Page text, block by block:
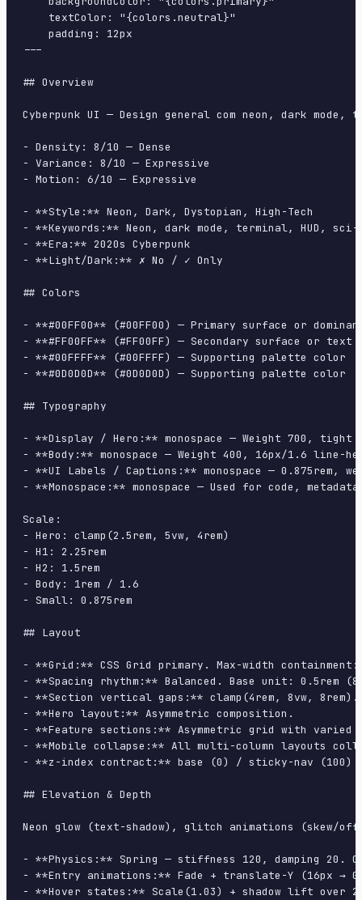
    textColor: "{colors.neutral}"
    padding: 12px
---
## Overview
Cyberpunk UI — Design general com neon, dark
- Density: 8/10 — Dense
- Variance: 8/10 — Expressive
- Motion: 6/10 — Expressive
- **Style:** Neon, Dark, Dystopian, High-Tech
- **Keywords:** Neon, dark mode, terminal,
- **Era:** 2020s Cyberpunk
- **Light/Dark:** ✗ No / ✓ Only
## Colors
- **#00FF00** (#00FF00) — Primary surface or
- **#FF00FF** (#FF00FF) — Secondary surface or text
- **#00FFFF** (#00FFFF) — Supporting palette color
- **#0D0D0D** (#0D0D0D) — Supporting palette color
## Typography
- **Display / Hero:** monospace — Weight 700,
- **Body:** monospace — Weight 400, 16px/1.6 line-
- **UI Labels / Captions:** monospace — 0.875rem,
- **Monospace:** monospace — Used for code,
Scale:
- Hero: clamp(2.5rem, 5vw, 4rem)
- H1: 2.25rem
- H2: 1.5rem
- Body: 1rem / 1.6
- Small: 0.875rem
## Layout
- **Grid:** CSS Grid primary. Max-width
- **Spacing rhythm:** Balanced. Base unit: 0.5rem
- **Section vertical gaps:** clamp(4rem, 8vw, 8rem).
- **Hero layout:** Asymmetric composition.
- **Feature sections:** Asymmetric grid with varied
- **Mobile collapse:** All multi-column layouts
- **z-index contract:** base (0) / sticky-nav
## Elevation & Depth
Neon glow (text-shadow), glitch animations
- **Physics:** Spring — stiffness 120, damping 20.
- **Entry animations:** Fade + translate-Y (16px →
- **Hover states:** Scale(1.03) + shadow lift over